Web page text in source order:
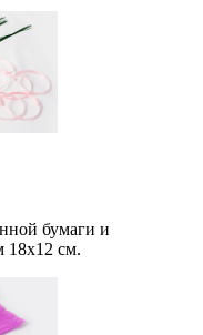
бумаги и
18х12 см.